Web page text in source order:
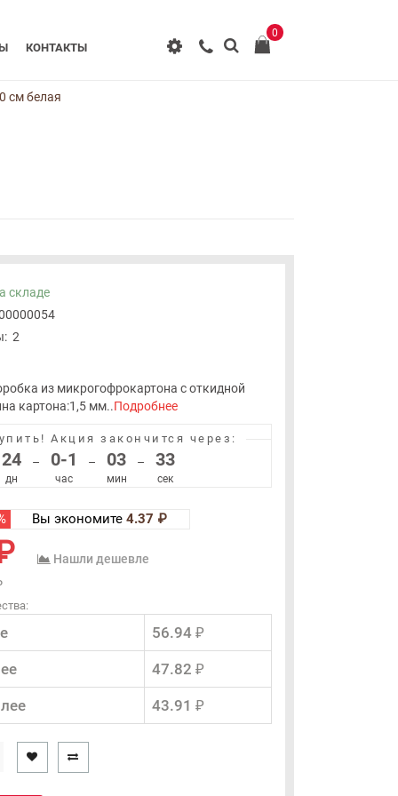
КОНТАКТЫ
0
см белая
складе
2
из микрогофрокартона с откидной
картона:1,5 мм..Подробнее
Акция закончится через:
24
дн
– 0-1
час
– 03
мин
– 32
сек
Вы экономите 4.37 ₽
Нашли дешевле
56.94 ₽
47.82 ₽
43.91 ₽